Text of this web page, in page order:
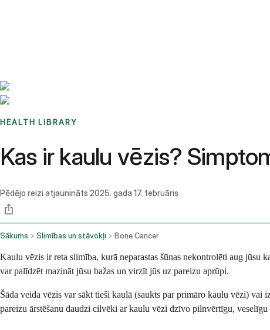
HEALTH LIBRARY
Kas ir kaulu vēzis?
Pēdējo reizi atjaunināts 2025. gada 17. februāris
Sākums Slimības un stāvokļi Bone Cancer
Kaulu vēzis ir reta slimība, kurā neparastas šūnas nekontrolēti aug jūsu
var palīdzēt mazināt jūsu bažas un virzīt jūs uz pareizu aprūpi.
Šāda veida vēzis var sākt tieši kaulā (saukts par primāro kaulu vēzi)
pareizu ārstēšanu daudzi cilvēki ar kaulu vēzi dzīvo pilnvērtīgu,